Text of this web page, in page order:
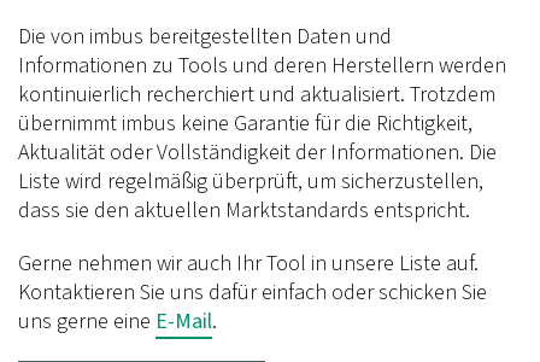
Die von imbus bereitgestellten Daten und
Informationen zu Tools und deren Herstellern werden
kontinuierlich recherchiert und aktualisiert. Trotzdem
übernimmt imbus keine Garantie für die Richtigkeit,
Aktualität oder Vollständigkeit der Informationen. Die
Liste wird regelmäßig überprüft, um sicherzustellen,
dass sie den aktuellen Marktstandards entspricht.
Gerne nehmen wir auch Ihr Tool in unsere Liste auf.
Kontaktieren Sie uns dafür einfach oder schicken Sie
uns gerne eine E-Mail.